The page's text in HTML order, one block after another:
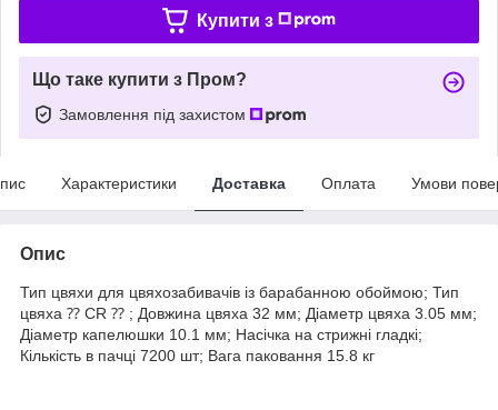
Купити з
Що таке купити з Пром?
Замовлення під захистом
Характеристики Доставка Оплата Умови
Опис
Тип цвяхи для цвяхозабивачів із барабанною обоймою; Тип
цвяха ⁇ CR ⁇ ; Довжина цвяха 32 мм; Діаметр цвяха 3.05 мм;
Діаметр капелюшки 10.1 мм; Насічка на стрижні гладкі;
Кількість в пачці 7200 шт; Вага паковання 15.8 кг